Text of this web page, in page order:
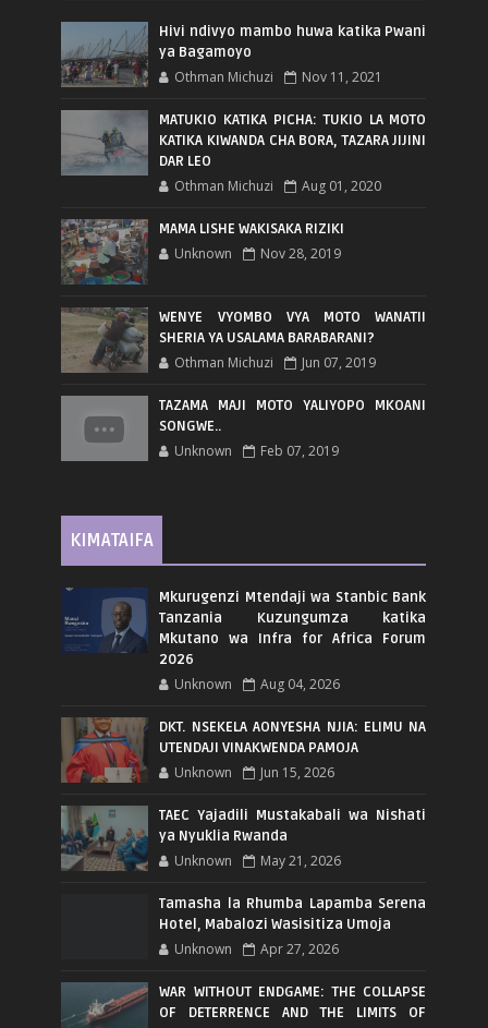
Hivi ndivyo mambo huwa katika Pwani
ya Bagamoyo
Othman Michuzi Nov 11, 2021
MATUKIO KATIKA PICHA: TUKIO LA MOTO
KATIKA KIWANDA CHA BORA, TAZARA JIJINI
DAR LEO
Othman Michuzi Aug 01, 2020
MAMA LISHE WAKISAKA RIZIKI
Unknown Nov 28, 2019
WENYE VYOMBO VYA MOTO WANATII
SHERIA YA USALAMA BARABARANI?
Othman Michuzi Jun 07, 2019
TAZAMA MAJI MOTO YALIYOPO MKOANI
SONGWE..
Unknown Feb 07, 2019
KIMATAIFA
Mkurugenzi Mtendaji wa Stanbic Bank
Tanzania Kuzungumza katika
Mkutano wa Infra for Africa Forum
2026
Unknown Aug 04, 2026
DKT. NSEKELA AONYESHA NJIA: ELIMU NA
UTENDAJI VINAKWENDA PAMOJA
Unknown Jun 15, 2026
TAEC Yajadili Mustakabali wa Nishati
ya Nyuklia Rwanda
Unknown May 21, 2026
Tamasha la Rhumba Lapamba Serena
Hotel, Mabalozi Wasisitiza Umoja
Unknown Apr 27, 2026
WAR WITHOUT ENDGAME: THE COLLAPSE
OF DETERRENCE AND THE LIMITS OF